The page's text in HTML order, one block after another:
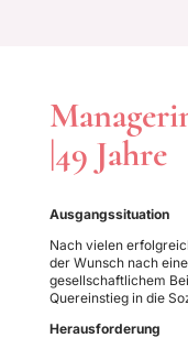
|49 Jahre
Ausgangssituation
Nach vielen
der Wunsch nach
gesellschaftlichem
Quereinstieg in die
Herausforderung